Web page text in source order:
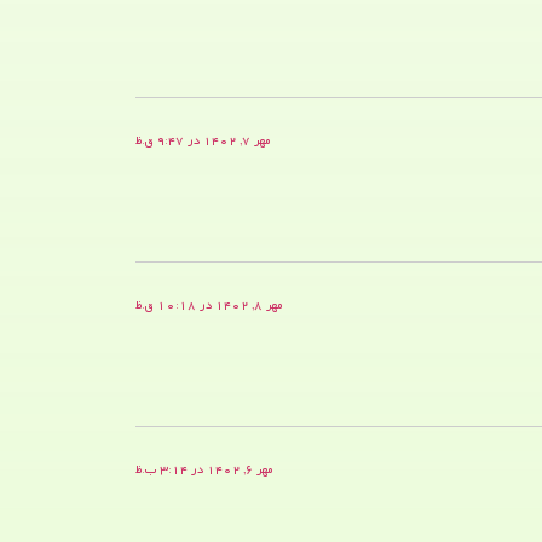
مهر ۷, ۱۴۰۲ در ۹:۴۷ ق.ظ
مهر ۸, ۱۴۰۲ در ۱۰:۱۸ ق.ظ
مهر ۶, ۱۴۰۲ در ۳:۱۴ ب.ظ